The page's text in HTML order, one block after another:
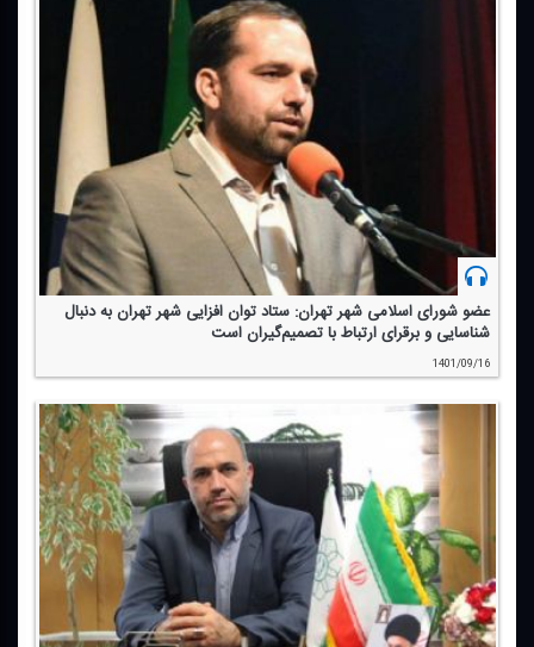
عضو شورای اسلامی شهر تهران: ستاد توان افزایی شهر تهران به دنبال
شناسایی و برقرای ارتباط با تصمیم‌گیران است
1401/09/16